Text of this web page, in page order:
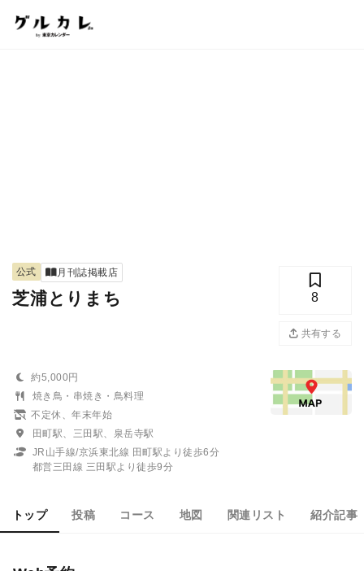
公式 月刊誌掲載店
芝浦とりまち 8
共有する
約5,000円
焼き鳥・串焼き・鳥料理
不定休、年末年始
田町駅、三田駅、泉岳寺駅
JR山手線/京浜東北線 田町駅より徒歩6分
都営三田線 三田駅より徒歩9分
トップ 投稿 コース 地図 関連リスト 紹介記事